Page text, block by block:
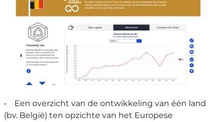
• Een overzicht van de ontwikkeling van één land
(bv. België) ten opzichte van het Europese